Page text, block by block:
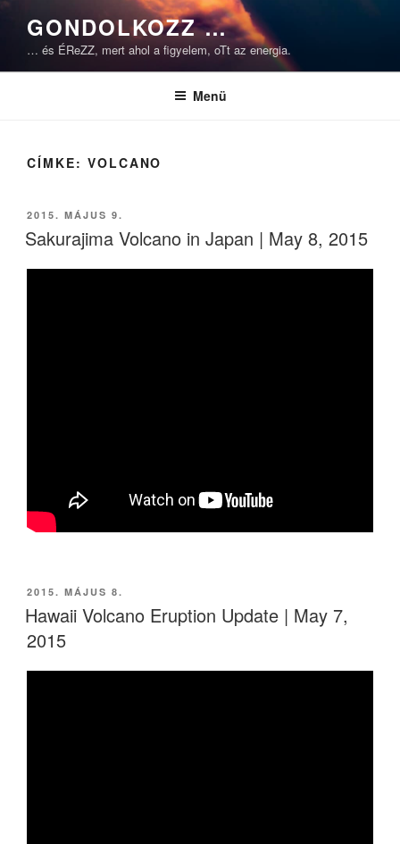
Tartalomhoz
GONDOLKOZZ …
… és ÉReZZ, mert ahol a figyelem, oTt az energia.
Menü
CÍMKE: VOLCANO
BEKÜLDVE:
2015. MÁJUS 9.
Sakurajima Volcano in Japan | May 8, 2015
BEKÜLDVE:
2015. MÁJUS 8.
Hawaii Volcano Eruption Update | May 7,
2015